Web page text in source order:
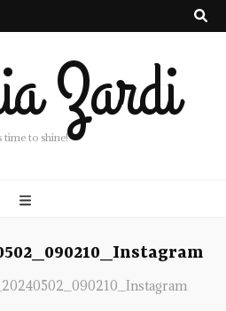
Zardi
time to shine!